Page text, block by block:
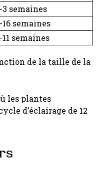
3 semaines
16 semaines
11 semaines
de la taille de la
les plantes
d’éclairage de 12